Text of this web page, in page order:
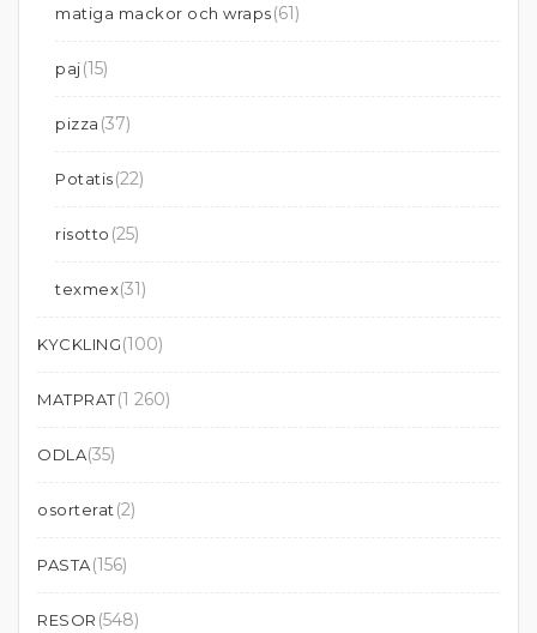
matiga mackor och wraps(61)
paj(15)
pizza (37)
Potatis(22)
risotto (25)
texmex(31)
KYCKLING(100)
MATPRAT(1 260)
ODLA(35)
osorterat(2)
PASTA(156)
RESOR (548)